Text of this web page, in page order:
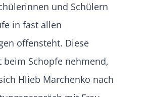
und Schülern
in fast allen
offensteht. Diese
beim Schopfe nehmend,
Hlieb Marchenko nach